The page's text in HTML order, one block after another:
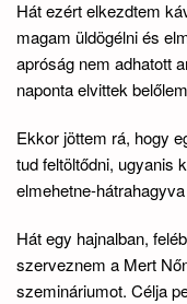
Hát ezért elkezdtem
magam üldögélni és
apróság nem adhatott
naponta elvittek
Ekkor jöttem rá, hogy
tud feltöltődni, ugyanis
elmehetne-
Hát egy hajnalban,
szerveznem a Mert
szemináriumot. Célja